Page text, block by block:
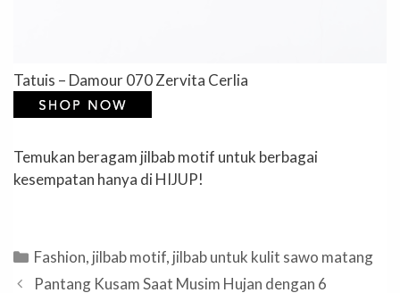
Tatuis – Damour 070 Zervita Cerlia
Temukan beragam jilbab motif untuk berbagai
kesempatan hanya di HIJUP!
Categories
Fashion, jilbab motif, jilbab untuk kulit sawo matang
Pantang Kusam Saat Musim Hujan dengan 6